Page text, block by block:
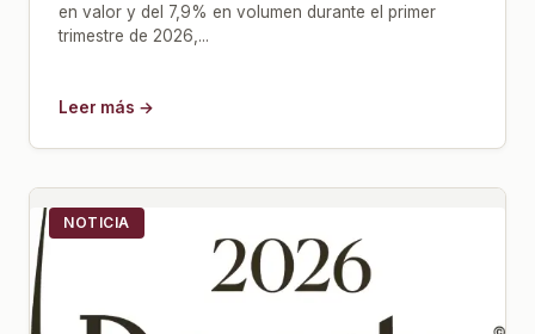
en valor y del 7,9% en volumen durante el primer
trimestre de 2026,...
Leer más →
NOTICIA